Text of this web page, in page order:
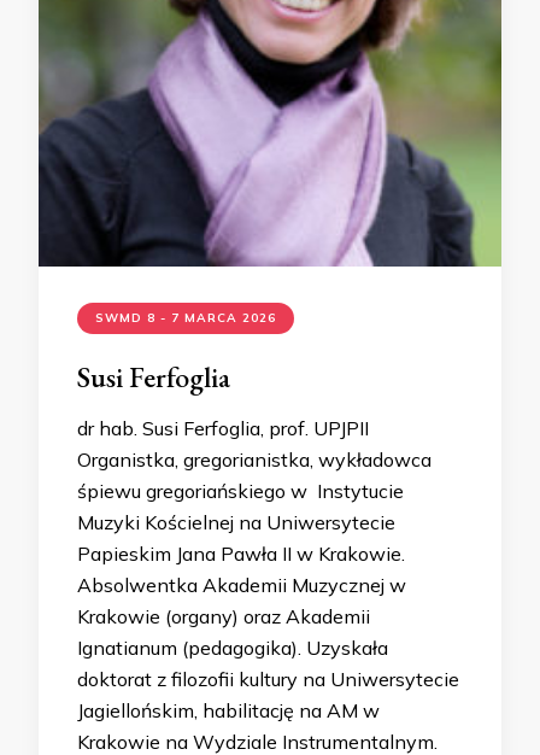
SWMD 8 - 7 MARCA 2026
Susi Ferfoglia
dr hab. Susi Ferfoglia, prof. UPJPII
Organistka, gregorianistka, wykładowca
śpiewu gregoriańskiego w Instytucie
Muzyki Kościelnej na Uniwersytecie
Papieskim Jana Pawła II w Krakowie.
Absolwentka Akademii Muzycznej w
Krakowie (organy) oraz Akademii
Ignatianum (pedagogika). Uzyskała
doktorat z filozofii kultury na Uniwersytecie
Jagiellońskim, habilitację na AM w
Krakowie na Wydziale Instrumentalnym.